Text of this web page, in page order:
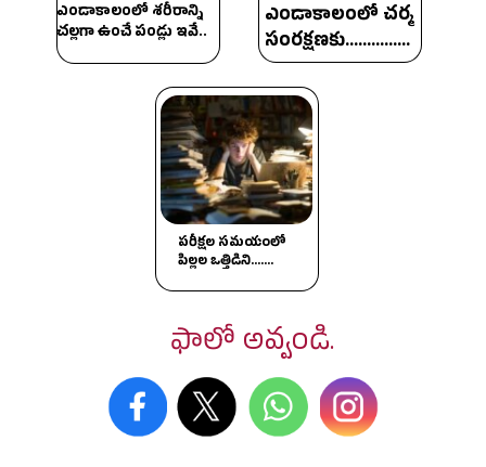
ఫాలో అవ్వండి.
ఎండాకాలంలో చర్మ
సంరక్షణకు...............
ఎండాకాలంలో శరీరాన్ని
చల్లగా ఉంచే పండ్లు ఇవే..
పరీక్షల సమయంలో
పిల్లల ఒత్తిడిని.......